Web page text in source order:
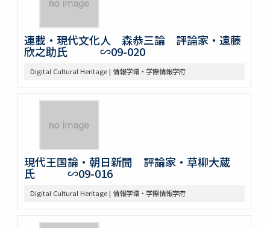
連載・現代文化人 森恭三論 評論家・遠藤
欣之助氏 ∽09-020
Digital Cultural Heritage | 情報学環・学際情報学府
現代王国論・朝日新聞 評論家・草柳大蔵
氏 ∽09-016
Digital Cultural Heritage | 情報学環・学際情報学府